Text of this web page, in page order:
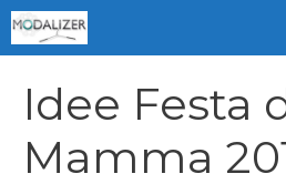
Vai
al
Idee Festa
Mamma